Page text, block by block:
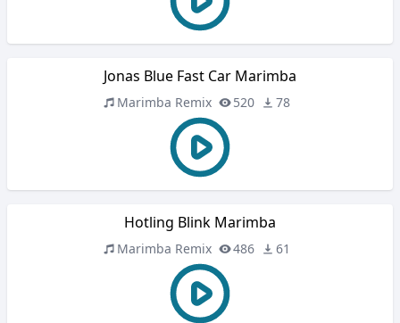
Jonas Blue Fast Car Marimba
Marimba Remix 520 78
Hotling Blink Marimba
Marimba Remix 486 61